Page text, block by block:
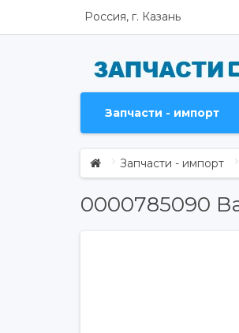
Россия, г. Казань
Запчасти - импорт
Запчасти - импорт
0000785090